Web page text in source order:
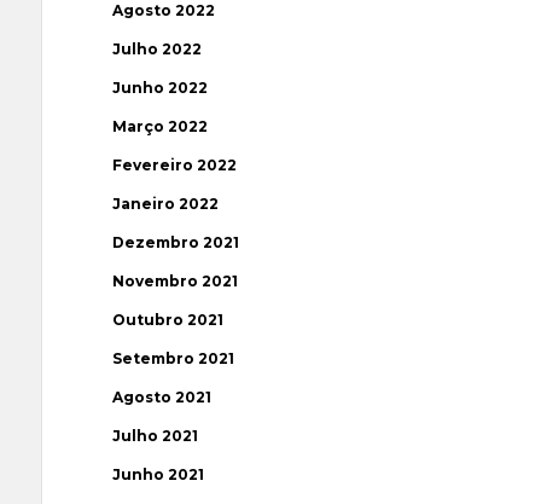
Agosto 2022
Julho 2022
Junho 2022
Março 2022
Fevereiro 2022
Janeiro 2022
Dezembro 2021
Novembro 2021
Outubro 2021
Setembro 2021
Agosto 2021
Julho 2021
Junho 2021